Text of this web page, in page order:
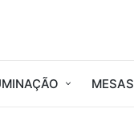
MESAS